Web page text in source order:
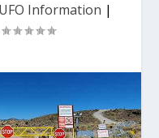
Information |